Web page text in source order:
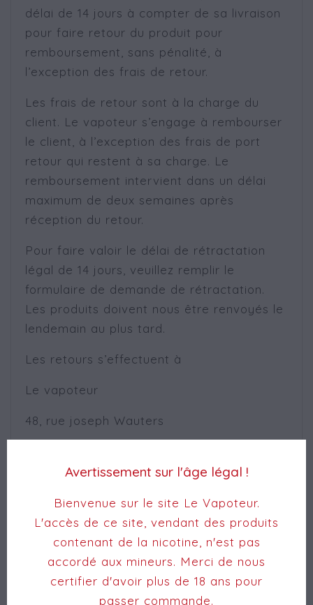
délai de 14 jours à compter de sa livraison
pour faire retour du produit pour
remboursement, sans pénalité, à
l’exception des frais de retour.
Les frais de retour sont à la charge du
client. Le vapoteur s’engage à rembourser
le client, à l’exception des frais de port
retour qui restent à sa charge. Le
remboursement intervient dans un délai
maximum de deux semaines après
réception du retour.
Pour faire valoir le délai de rétractation
légal de 14 jours, veuillez remplir le
formulaire de demande de rétractation.
Les produits doivent nous être renvoyés le
lendemain au plus tard.
Les retours s’effectuent à
Le vapoteur
48, rue joseph Wauters
9. Réserve de propriété
Conformément à la loi du 1er mai 1980, les
produits livrés au client sont vendus sous
réserve de propriété. Le transfert de
propriété est subordonné au paiement
Avertissement sur l'âge légal !
Bienvenue sur le site Le Vapoteur.
L'accès de ce site, vendant des produits
contenant de la nicotine, n'est pas
accordé aux mineurs. Merci de nous
certifier d'avoir plus de 18 ans pour
passer commande.